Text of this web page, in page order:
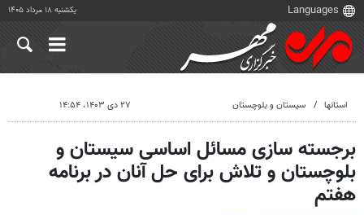
یکشنبه ۱۸ مرداد ۱۴۰۵
استانها سیستان و بلوچستان ۲۷ دی ۱۴۰۳، ۱۴:۵۴
برجسته سازی مسائل اساسی سیستان و
بلوچستان و تلاش برای حل آنان در برنامه
هفتم